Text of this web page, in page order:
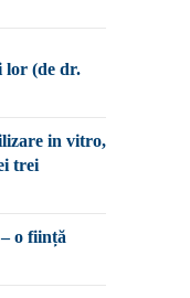
lor (de dr.
in vitro,
trei
o ființă